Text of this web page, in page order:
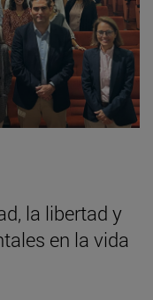
la libertad y
en la vida